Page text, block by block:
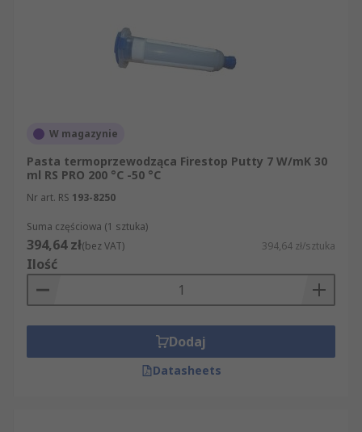
W magazynie
Pasta termoprzewodząca Firestop Putty 7 W/mK 30
ml RS PRO 200 °C -50 °C
Nr art. RS 193-8250
Suma częściowa (1 sztuka)
394,64 zł(bez VAT) 394,64 zł/sztuka
Ilość
Dodaj
Datasheets